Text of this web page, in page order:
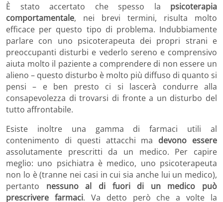
È stato accertato che spesso la psicoterapia
comportamentale, nei brevi termini, risulta molto
efficace per questo tipo di problema. Indubbiamente
parlare con uno psicoterapeuta dei propri strani e
preoccupanti disturbi e vederlo sereno e comprensivo
aiuta molto il paziente a comprendere di non essere un
alieno – questo disturbo è molto più diffuso di quanto si
pensi – e ben presto ci si lascerà condurre alla
consapevolezza di trovarsi di fronte a un disturbo del
tutto affrontabile.
Esiste inoltre una gamma di farmaci utili al
contenimento di questi attacchi ma devono essere
assolutamente prescritti da un medico. Per capire
meglio: uno psichiatra è medico, uno psicoterapeuta
non lo è (tranne nei casi in cui sia anche lui un medico),
pertanto nessuno al di fuori di un medico può
prescrivere farmaci. Va detto però che a volte la